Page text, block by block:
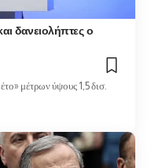
δανειολήπτες ο
μέτρων ύψους 1,5 δισ.